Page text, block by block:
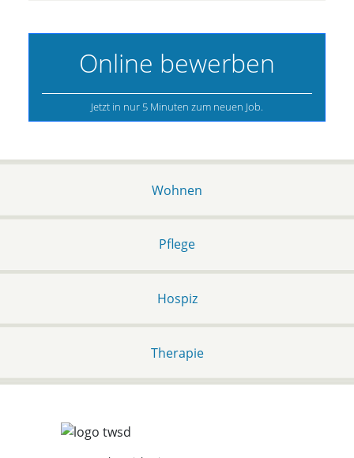
Online bewerben
Jetzt in nur 5 Minuten zum neuen Job.
Wohnen
Pflege
Hospiz
Therapie